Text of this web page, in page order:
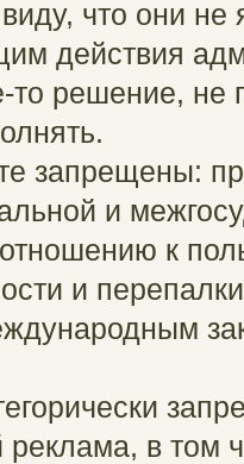
что они
действия
то решение, не
запрещены:
и
к
и
в том